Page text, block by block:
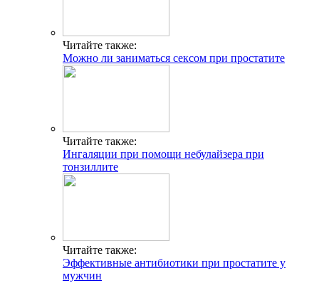
Читайте также:
Можно ли заниматься сексом при простатите
Читайте также:
Ингаляции при помощи небулайзера при
тонзиллите
Читайте также:
Эффективные антибиотики при простатите у
мужчин